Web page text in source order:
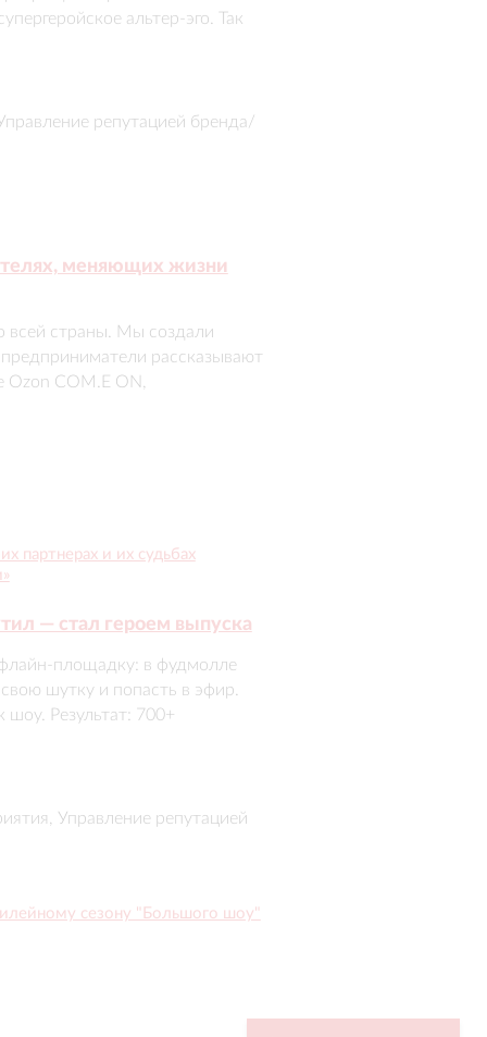
альтер-эго. Так
4 млн человек. Кампания
сервиса и вовлекла
репутацией бренда/
меняющих жизни
всей страны. Мы создали
рассказывают
COM.E ON,
10 млн зрителей. Мы
100 публикаций в СМИ о
партнерах и их судьбах
— стал героем выпуска
площадку: в фудмолле
шутку и попасть в эфир.
шоу. Результат: 700+
Управление репутацией
сезону "Большого шоу"